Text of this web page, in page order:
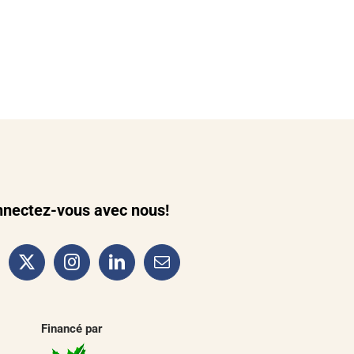
vous avec nous!
Financé par